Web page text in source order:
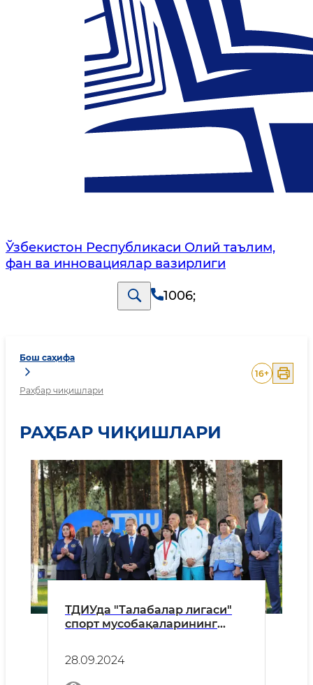
Ўзбекистон Республикаси Олий таълим,
фан ва инновациялар вазирлиги
1006;
Бош саҳифа
Раҳбар чиқишлари
16+
РАҲБАР ЧИҚИШЛАРИ
ТДИУда "Талабалар лигаси"
спорт мусобақаларининг
28.09.2024